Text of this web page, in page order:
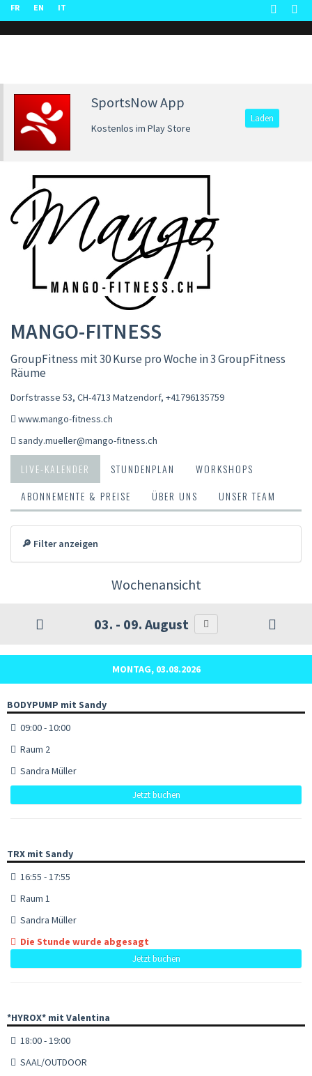
FR EN IT
SportsNow App
Kostenlos im Play Store
Laden
MANGO-FITNESS
GroupFitness mit 30 Kurse pro Woche in 3 GroupFitness
Räume
Dorfstrasse 53, CH-4713 Matzendorf, +41796135759
www.mango-fitness.ch
sandy.mueller@mango-fitness.ch
LIVE-KALENDER STUNDENPLAN
WORKSHOPS
ABONNEMENTE & PREISE
ÜBER UNS UNSER TEAM
🔎 Filter anzeigen
Wochenansicht
03. - 09. August
MONTAG, 03.08.2026
BODYPUMP mit Sandy
09:00 - 10:00
Raum 2
Sandra Müller
Jetzt buchen
TRX mit Sandy
16:55 - 17:55
Raum 1
Sandra Müller
Die Stunde wurde abgesagt
Jetzt buchen
*HYROX* mit Valentina
18:00 - 19:00
SAAL/OUTDOOR